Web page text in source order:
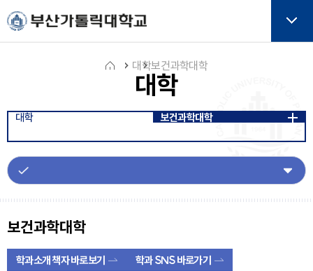
주메뉴로 가기
본문으로 가기
하단으로 가기
대학
이
콘
대학보건과학대학
대학 보건과학대학
보건과학대학
학과소개 책자 바로보기 학과 SNS 바로가기